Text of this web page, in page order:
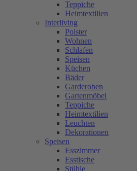
Teppiche
Heimtextilien
Interliving
Polster
Wohnen
Schlafen
Speisen
Küchen
Bäder
Garderoben
Gartenmöbel
Teppiche
Heimtextilien
Leuchten
Dekorationen
Speisen
Esszimmer
Esstische
Stühle